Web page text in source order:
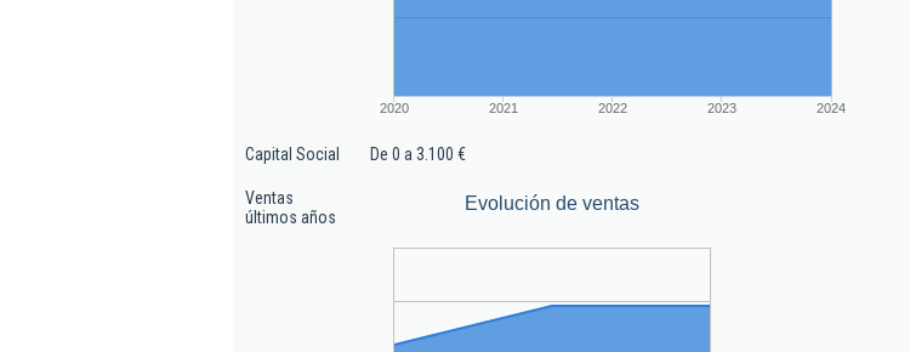
2020 2021 2022 2023 2024
Capital Social De 0 a 3.100 €
Ventas
últimos años
Evolución de ventas